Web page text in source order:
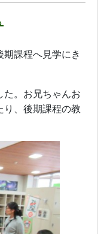
期課程へ見学にき
た。お兄ちゃんお
り、後期課程の教